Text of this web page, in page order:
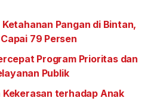
Pangan di Bintan,
79 Persen
Program Prioritas dan
Publik
terhadap Anak